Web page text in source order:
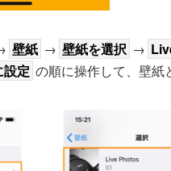
壁紙 → 壁紙を選択 →
設定 の順に操作して、壁紙